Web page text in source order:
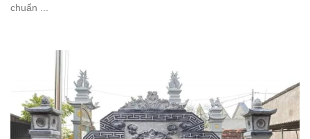
chuẩn ...